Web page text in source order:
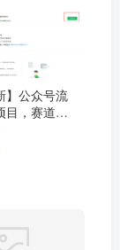
】公众号流
目，赛道类